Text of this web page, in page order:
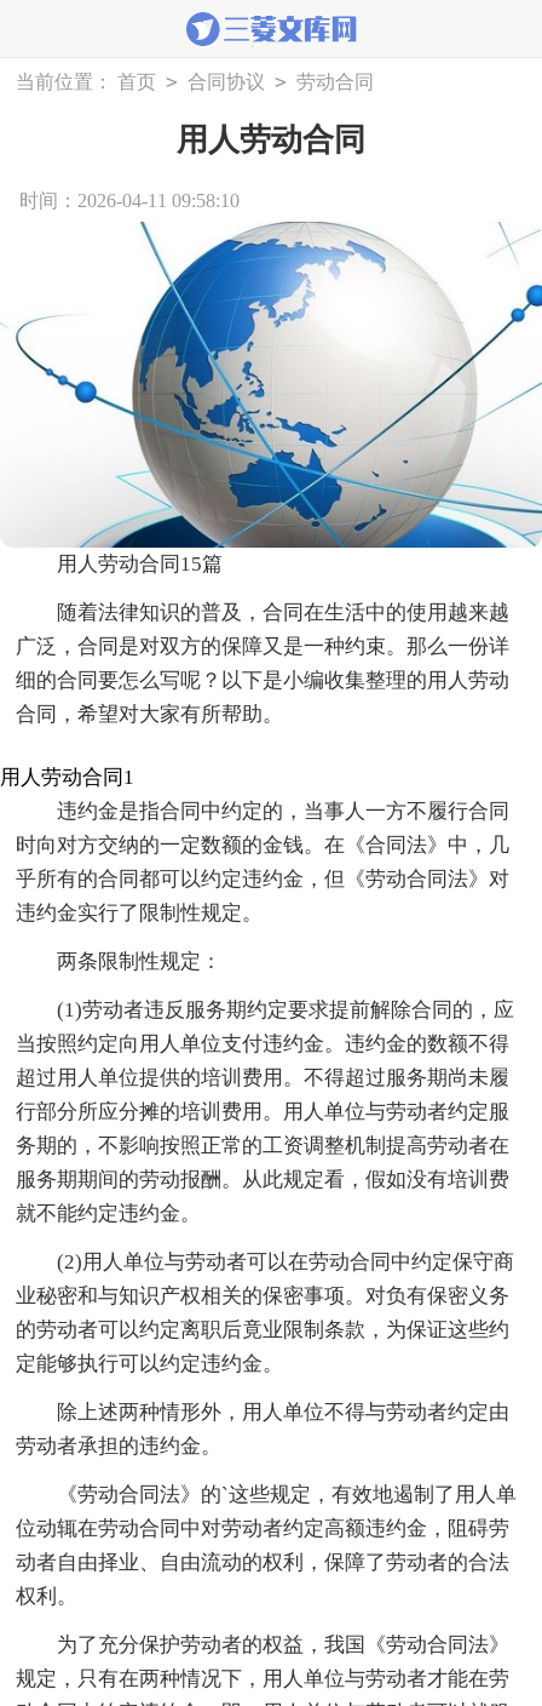
当前位置： 首页 > 合同协议 > 劳动合同
用人劳动合同
时间：2026-04-11 09:58:10
用人劳动合同15篇
随着法律知识的普及，合同在生活中的使用越来越
广泛，合同是对双方的保障又是一种约束。那么一份详
细的合同要怎么写呢？以下是小编收集整理的用人劳动
合同，希望对大家有所帮助。
用人劳动合同1
违约金是指合同中约定的，当事人一方不履行合同
时向对方交纳的一定数额的金钱。在《合同法》中，几
乎所有的合同都可以约定违约金，但《劳动合同法》对
违约金实行了限制性规定。
两条限制性规定：
(1)劳动者违反服务期约定要求提前解除合同的，应
当按照约定向用人单位支付违约金。违约金的数额不得
超过用人单位提供的培训费用。不得超过服务期尚未履
行部分所应分摊的培训费用。用人单位与劳动者约定服
务期的，不影响按照正常的工资调整机制提高劳动者在
服务期期间的劳动报酬。从此规定看，假如没有培训费
就不能约定违约金。
(2)用人单位与劳动者可以在劳动合同中约定保守商
业秘密和与知识产权相关的保密事项。对负有保密义务
的劳动者可以约定离职后竟业限制条款，为保证这些约
定能够执行可以约定违约金。
除上述两种情形外，用人单位不得与劳动者约定由
劳动者承担的违约金。
《劳动合同法》的`这些规定，有效地遏制了用人单
位动辄在劳动合同中对劳动者约定高额违约金，阻碍劳
动者自由择业、自由流动的权利，保障了劳动者的合法
权利。
为了充分保护劳动者的权益，我国《劳动合同法》
规定，只有在两种情况下，用人单位与劳动者才能在劳